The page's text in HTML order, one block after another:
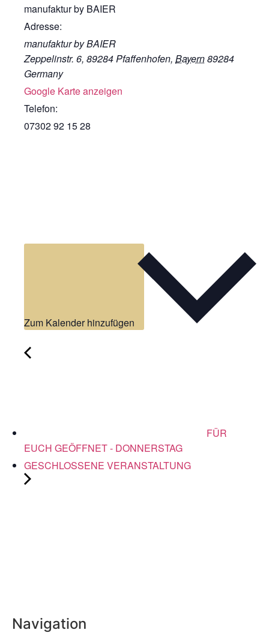
manufaktur by BAIER
Adresse:
manufaktur by BAIER
Zeppelinstr. 6, 89284 Pfaffenhofen, Bayern89284
Germany
Google Karte anzeigen
Telefon:
07302 92 15 28
Zum Kalender hinzufügen
FÜR
EUCH GEÖFFNET - DONNERSTAG
GESCHLOSSENE VERANSTALTUNG
Navigation